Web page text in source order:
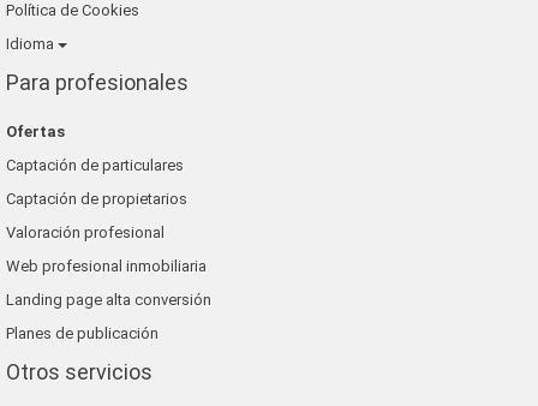
Política de Cookies
Idioma
Para profesionales
Ofertas
Captación de particulares
Captación de propietarios
Valoración profesional
Web profesional inmobiliaria
Landing page alta conversión
Planes de publicación
Otros servicios